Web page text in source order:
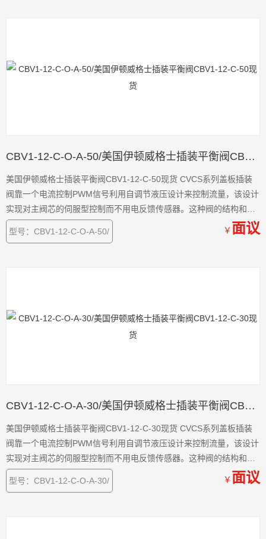
CBV1-12-C-O-A-50/美国伊顿威格士插装平衡阀CBV1-12-C-50现货
美国伊顿威格士插装平衡阀CBV1-12-C-50现货 CVCS系列盖板插装
阀靠一个电流控制PWM信号利用自调节液压设计来控制流量，该设计
实现对主阀芯的伺服型控制而不用电反馈传感器。这种阀的结构和特
征开辟了液压缸和马达
型号：CBV1-12-C-O-A-50/
￥ 面议
CBV1-12-C-O-A-30/美国伊顿威格士插装平衡阀CBV1-12-C-30现货
美国伊顿威格士插装平衡阀CBV1-12-C-30现货 CVCS系列盖板插装
阀靠一个电流控制PWM信号利用自调节液压设计来控制流量，该设计
实现对主阀芯的伺服型控制而不用电反馈传感器。这种阀的结构和特
征开辟了液压缸和马达
型号：CBV1-12-C-O-A-30/
￥ 面议